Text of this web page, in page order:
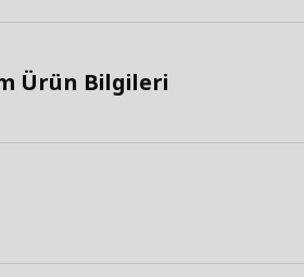
Ürün Bilgileri